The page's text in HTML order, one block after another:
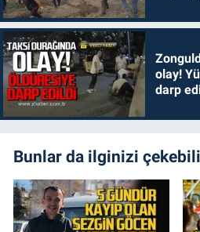
olay!
darp
Bunlar da ilginizi